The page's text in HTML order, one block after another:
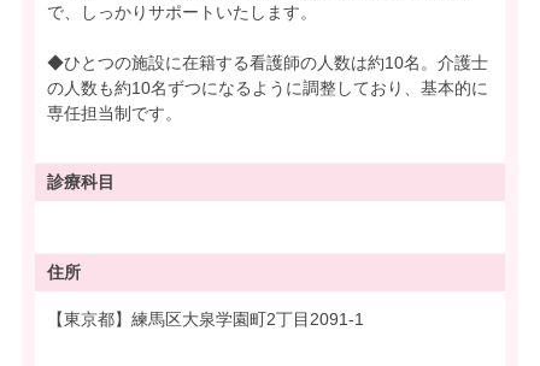
で、しっかりサポートいたします。
◆ひとつの施設に在籍する看護師の人数は約10名。介護士
の人数も約10名ずつになるように調整しており、基本的に
専任担当制です。
診療科目
住所
【東京都】練馬区大泉学園町2丁目2091-1